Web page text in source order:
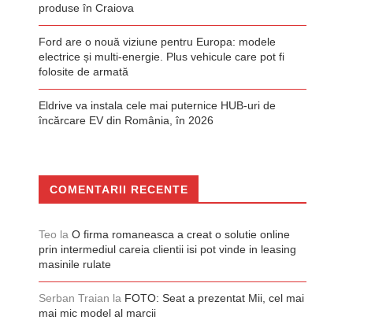
produse în Craiova
Ford are o nouă viziune pentru Europa: modele
electrice și multi-energie. Plus vehicule care pot fi
folosite de armată
Eldrive va instala cele mai puternice HUB-uri de
încărcare EV din România, în 2026
COMENTARII RECENTE
Teo la O firma romaneasca a creat o solutie online
prin intermediul careia clientii isi pot vinde in leasing
masinile rulate
Serban Traian la FOTO: Seat a prezentat Mii, cel mai
mai mic model al marcii